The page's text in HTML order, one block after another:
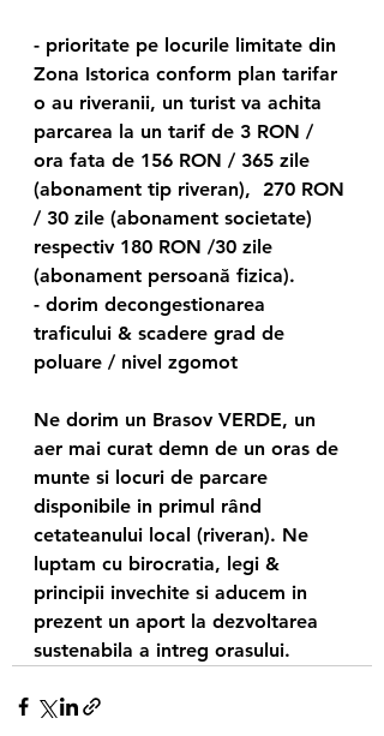
- prioritate pe locurile limitate din
Zona Istorica conform plan tarifar
o au riveranii, un turist va achita
parcarea la un tarif de 3 RON /
ora fata de 156 RON / 365 zile
(abonament tip riveran),  270 RON
/ 30 zile (abonament societate)
respectiv 180 RON /30 zile
(abonament persoană fizica).
- dorim decongestionarea
traficului & scadere grad de
poluare / nivel zgomot
Ne dorim un Brasov VERDE, un
aer mai curat demn de un oras de
munte si locuri de parcare
disponibile in primul rând
cetateanului local (riveran). Ne
luptam cu birocratia, legi &
principii invechite si aducem in
prezent un aport la dezvoltarea
sustenabila a intreg orasului.